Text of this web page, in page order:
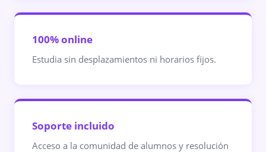
100% online
Estudia sin desplazamientos ni horarios fijos.
Soporte incluido
Acceso a la comunidad de alumnos y resolución